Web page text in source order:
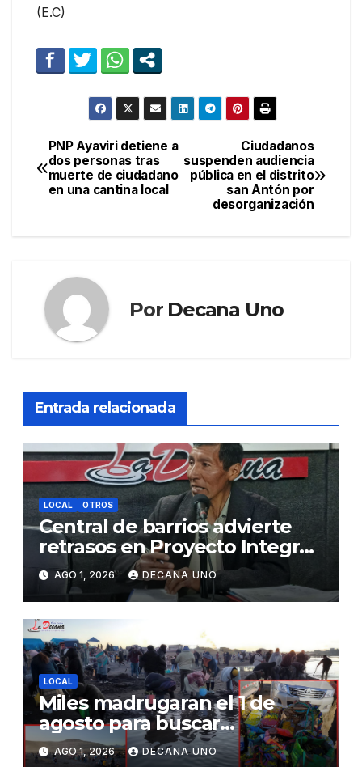
(E.C)
Navegación
de
Ciudadanos
suspenden audiencia
pública en el distrito
san Antón por
desorganización
PNP Ayaviri detiene a
dos personas tras
muerte de ciudadano
en una cantina local
Por Decana Uno
Entrada relacionada
LOCAL OTROS
Central de barrios advierte
retrasos en Proyecto Integral
de Agua y Alcantarillado para
Juliaca
AGO 1, 2026 DECANA UNO
LOCAL
Miles madrugaran el 1 de
agosto para buscar
piedrecillas en los ríos y
AGO 1, 2026 DECANA UNO